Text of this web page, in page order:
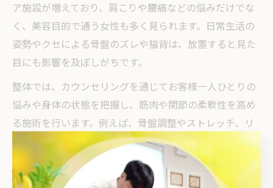
ア施設が増えており、肩こりや腰痛などの悩みだけでな
く、美容目的で通う女性も多く見られます。日常生活の
姿勢やクセによる骨盤のズレや猫背は、放置すると見た
目にも影響を及ぼしがちです。
整体では、カウンセリングを通じてお客様一人ひとりの
悩みや身体の状態を把握し、筋肉や関節の柔軟性を高め
る施術を行います。例えば、骨盤調整やストレッチ、リ
ンパマッサージを組み合わせることで、全身の血行やリ
ンパの流れを促進し、むくみや冷えの改善にもつながり
ます。施術後は「姿勢が良くなった」「ウエストライン